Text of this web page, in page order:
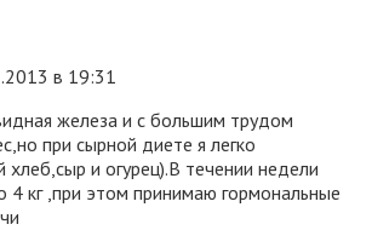
в 19:31
железа и с большим трудом
при сырной диете я легко
и огурец).В течении недели
4 кг ,при этом принимаю гормональные